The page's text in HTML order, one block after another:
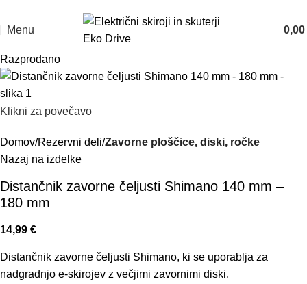
Menu 0,00
Razprodano
Klikni za povečavo
Domov Rezervni deli Zavorne ploščice, diski, ročke
Nazaj na izdelke
Distančnik zavorne čeljusti Shimano 140 mm –
180 mm
14,99 €
Distančnik zavorne čeljusti Shimano, ki se uporablja za
nadgradnjo e-skirojev z večjimi zavornimi diski.